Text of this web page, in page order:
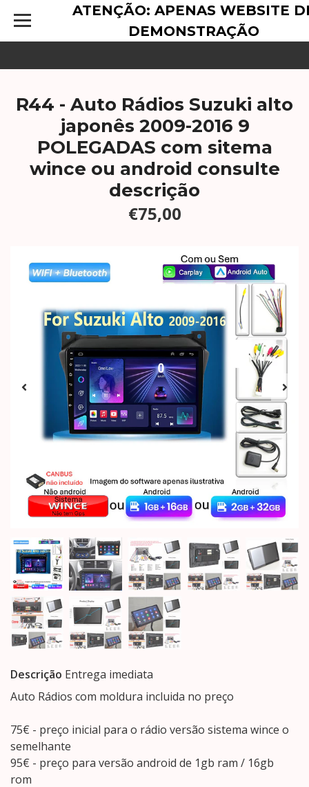
ATENÇÃO: APENAS WEBSITE
DEMONSTRAÇÃO
R44 - Auto Rádios Suzuki alto
japonês 2009-2016 9
POLEGADAS com sitema
wince ou android consulte
descrição
€75,00
Descrição Entrega imediata
Auto Rádios com moldura incluida no preço
75€ - preço inicial para o rádio versão sistema wince o
semelhante
95€ - preço para versão android de 1gb ram / 16gb
rom